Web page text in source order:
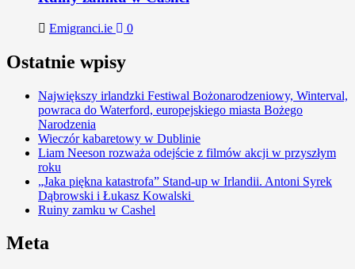
Emigranci.ie 0
Ostatnie wpisy
Największy irlandzki Festiwal Bożonarodzeniowy, Winterval,
powraca do Waterford, europejskiego miasta Bożego
Narodzenia
Wieczór kabaretowy w Dublinie
Liam Neeson rozważa odejście z filmów akcji w przyszłym
roku
„Jaka piękna katastrofa” Stand-up w Irlandii. Antoni Syrek
Dąbrowski i Łukasz Kowalski
Ruiny zamku w Cashel
Meta